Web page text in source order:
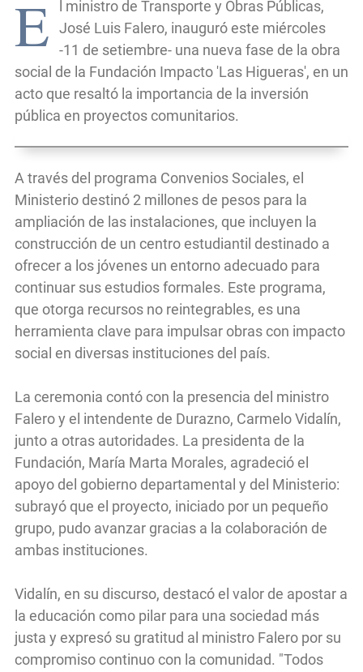
E
l ministro de Transporte y Obras Públicas,
José Luis Falero, inauguró este miércoles
-11 de setiembre- una nueva fase de la obra
social de la Fundación Impacto 'Las Higueras', en un
acto que resaltó la importancia de la inversión
pública en proyectos comunitarios.
A través del programa Convenios Sociales, el
Ministerio destinó 2 millones de pesos para la
ampliación de las instalaciones, que incluyen la
construcción de un centro estudiantil destinado a
ofrecer a los jóvenes un entorno adecuado para
continuar sus estudios formales. Este programa,
que otorga recursos no reintegrables, es una
herramienta clave para impulsar obras con impacto
social en diversas instituciones del país.
La ceremonia contó con la presencia del ministro
Falero y el intendente de Durazno, Carmelo Vidalín,
junto a otras autoridades. La presidenta de la
Fundación, María Marta Morales, agradeció el
apoyo del gobierno departamental y del Ministerio:
subrayó que el proyecto, iniciado por un pequeño
grupo, pudo avanzar gracias a la colaboración de
ambas instituciones.
Vidalín, en su discurso, destacó el valor de apostar a
la educación como pilar para una sociedad más
justa y expresó su gratitud al ministro Falero por su
compromiso continuo con la comunidad. "Todos